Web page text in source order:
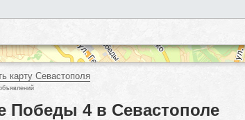
карту Севастополя
Победы 4 в Севастополе